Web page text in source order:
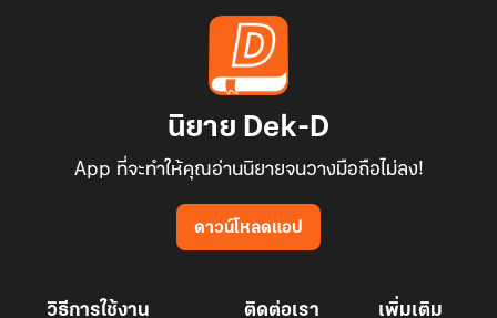
ไม่ใช่คนที่กำไรแรงที่สุด… ที่อยู่รอด
นิยาย Dek-D
App ที่จะทำให้คุณอ่านนิยายจนวางมือถือไม่ลง!
ดาวน์โหลดแอป
วิธีการใช้งาน ติดต่อเรา เพิ่มเติม